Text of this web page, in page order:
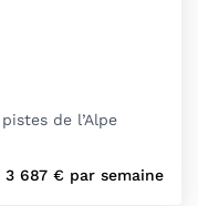
de l’Alpe
3 687 € par semaine